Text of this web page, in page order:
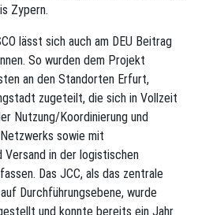
Zypern.
lässt sich auch am DEU Beitrag
So wurden dem Projekt
an den Standorten Erfurt,
zugeteilt, die sich in Vollzeit
Nutzung/Koordinierung und
sowie mit
Versand in der logistischen
Das JCC, als das zentrale
Durchführungsebene, wurde
und konnte bereits ein Jahr